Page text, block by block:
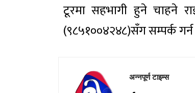
टूरमा सहभागी हुने चाहने
(९८५१००४२४८)सँग सम्पर्क
अन्नपूर्ण टाइम्स